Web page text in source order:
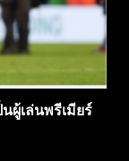
ผู้เล่นพรีเมียร์